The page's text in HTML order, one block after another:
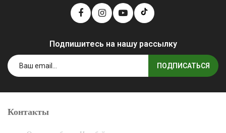
Подпишитесь на нашу рассылку
ПОДПИСАТЬСЯ
Контакты